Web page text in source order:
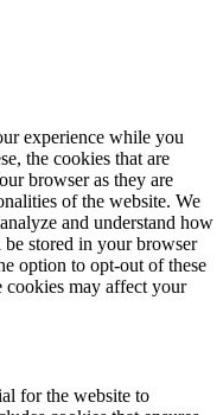
experience while you
the cookies that are
browser as they are
of the website. We
and understand how
stored in your browser
option to opt-out of these
cookies may affect your
for the website to